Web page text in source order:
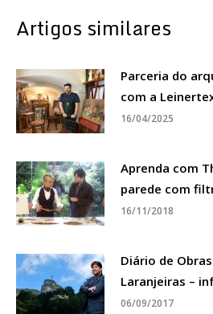
Artigos similares
Parceria do
com a
16/04/2025
Aprenda com
parede com
16/11/2018
Diário de
Laranjeiras –
06/09/2017